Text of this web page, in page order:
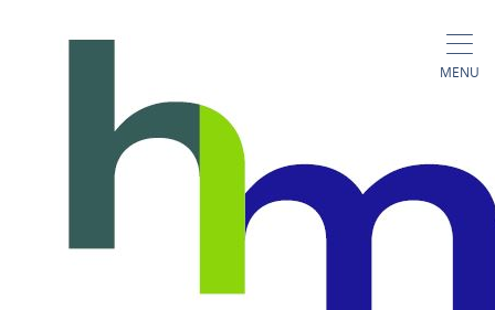
MENU
Ferienwohnung
Bachgeflüster
Gründelbach 99, 56329 Sankt Goar